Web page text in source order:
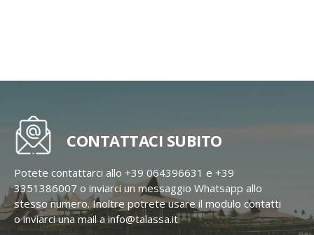
CONTATTACI SUBITO
Potete contattarci allo +39 064396631 e +39
3351386007 o inviarci un messaggio Whatsapp allo
stesso numero. Inoltre potrete usare il modulo contatti
o inviarci una mail a info@talassa.it